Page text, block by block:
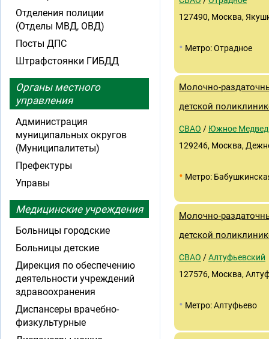
127490, Москва,
• Метро: Отрадное
Молочно-
детской
СВАО / Южное
129246, Москва,
• Метро:
Молочно-
детской
СВАО /Алтуфьевский
127576, Москва,
• Метро: Алтуфьево
Отделения полиции
(Отделы МВД, ОВД)
Посты ДПС
Штрафстоянки ГИБДД
Органы местного
управления
Администрация
муниципальных округов
(Муниципалитеты)
Префектуры
Управы
Медицинские учреждения
Больницы городские
Больницы детские
Дирекция по обеспечению
деятельности учреждений
здравоохранения
Диспансеры врачебно-
физкультурные